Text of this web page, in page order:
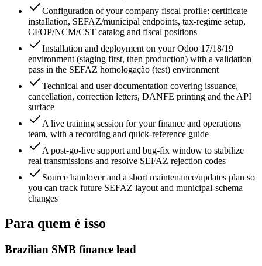
Configuration of your company fiscal profile: certificate
installation, SEFAZ/municipal endpoints, tax-regime setup,
CFOP/NCM/CST catalog and fiscal positions
Installation and deployment on your Odoo 17/18/19
environment (staging first, then production) with a validation
pass in the SEFAZ homologação (test) environment
Technical and user documentation covering issuance,
cancellation, correction letters, DANFE printing and the API
surface
A live training session for your finance and operations
team, with a recording and quick-reference guide
A post-go-live support and bug-fix window to stabilize
real transmissions and resolve SEFAZ rejection codes
Source handover and a short maintenance/updates plan so
you can track future SEFAZ layout and municipal-schema
changes
Para quem é isso
Brazilian SMB finance lead